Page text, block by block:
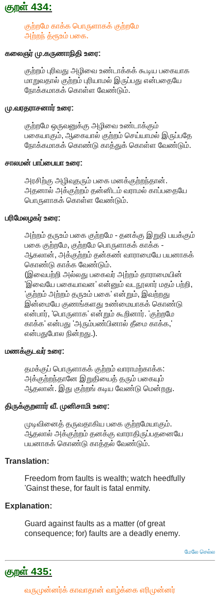
குறள் 434:
குற்றமே காக்க பொருளாகக் குற்றமே
அற்றந் த்ரூஉம் பகை.
கலைஞர் மு.கருணாநிதி உரை:
குற்றம் புரிவது அழிவை உண்டாக்கக் கூடிய பகையாக
மாறுவதால் குற்றம் புரியாமல் இருப்பது என்பதையே
நோக்கமாகக் கொள்ள வேண்டும்.
மு.வரதராசனார்உரை:
குற்றமே ஒருவனுக்கு அழிவை உண்டாக்கும்
பகையாகும், ஆகையால் குற்றம் செய்யாமல் இருப்பதே
நோக்கமாகக் கொண்டு காத்துக் கொள்ள வேண்டும்.
சாலமன் பாப்பையா உரை:
அரசிற்கு அழிவுதரும் பகை மனக்குற்றந்தான்.
அதனால் அக்குற்றம் தன்னிடம் வராமல் காப்பதையே
பொருளாகக் கொள்ள வேண்டும்.
பரிமேலழகர் உரை:
அற்றம் தருஉம் பகை குற்றமே - தனக்கு இறுதி பயக்கும்
பகை குற்றமே, குற்றமே பொருளாகக் காக்க -
ஆகலான், அக்குற்றம் தன்கண் வாராமையே பயனாகக்
கொண்டு காக்க வேண்டும்.
(இவைபற்றி அல்லது பகைவர் அற்றம் தாராமையின்
'இவையே பகையாவன' என்னும் வடநூலார் மதம் பற்றி,
'குற்றம் அற்றம் தருஉம் பகை' என்றும், இவற்றது
இன்மையே குணங்களது உண்மையாகக் கொண்டு
என்பார், 'பொருளாக' என்றும் கூறினார். 'குற்றமே
காக்க' என்பது 'அரும்பண்பினால் தீமை காக்க,'
என்பதுபோல நின்றது.).
மணக்குடவர் உரை:
தமக்குப் பொருளாகக் குற்றம் வாராமற்காக்க:
அக்குற்றந்தானே இறுதியைத் தரும் பகையும்
ஆதலான். இது குற்றங் கடிய வேண்டு மென்றது.
திருக்குறளார் வீ. முனிசாமி உரை:
முடிவினைத் தருவதாகிய பகை குற்றமேயாகும்.
ஆதலால் அக்குற்றம் தனக்கு வாராதிருப்பதனையே
பயனாகக் கொண்டு காத்தல் வேண்டும்.
Translation:
Freedom from faults is wealth; watch heedfully
'Gainst these, for fault is fatal enmity.
Explanation:
Guard against faults as a matter (of great
consequence; for) faults are a deadly enemy.
மேலே செல்ல
குறள் 435:
வருமுன்னர்க் காவாதான் வாழ்க்கை எரிமுன்னர்